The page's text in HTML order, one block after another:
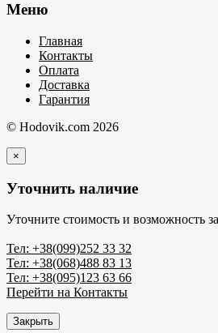
Меню
Главная
Контакты
Оплата
Доставка
Гарантия
© Hodovik.com 2026
×
Уточнить наличие
Уточните стоимость и возможность
Тел: +38(099)252 33 32
Тел: +38(068)488 83 13
Тел: +38(095)123 63 66
Перейти на Контакты
Закрыть